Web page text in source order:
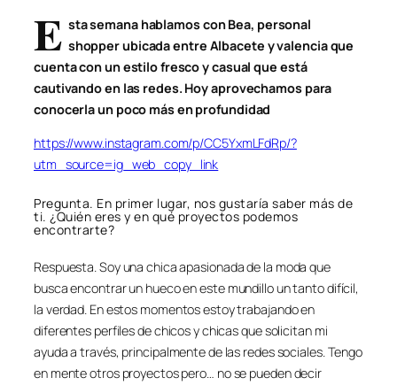
E sta semana hablamos con Bea, personal
shopper ubicada entre Albacete y valencia que
cuenta con un estilo fresco y casual que está
cautivando en las redes. Hoy aprovechamos para
conocerla un poco más en profundidad
https://www.instagram.com/p/CC5YxmLFdRp/?
utm_source=ig_web_copy_link
Pregunta. En primer lugar, nos gustaría saber más de
ti. ¿Quién eres y en qué proyectos podemos
encontrarte?
Respuesta. Soy una chica apasionada de la moda que
busca encontrar un hueco en este mundillo un tanto difícil,
la verdad. En estos momentos estoy trabajando en
diferentes perfiles de chicos y chicas que solicitan mi
ayuda a través, principalmente de las redes sociales. Tengo
en mente otros proyectos pero… no se pueden decir